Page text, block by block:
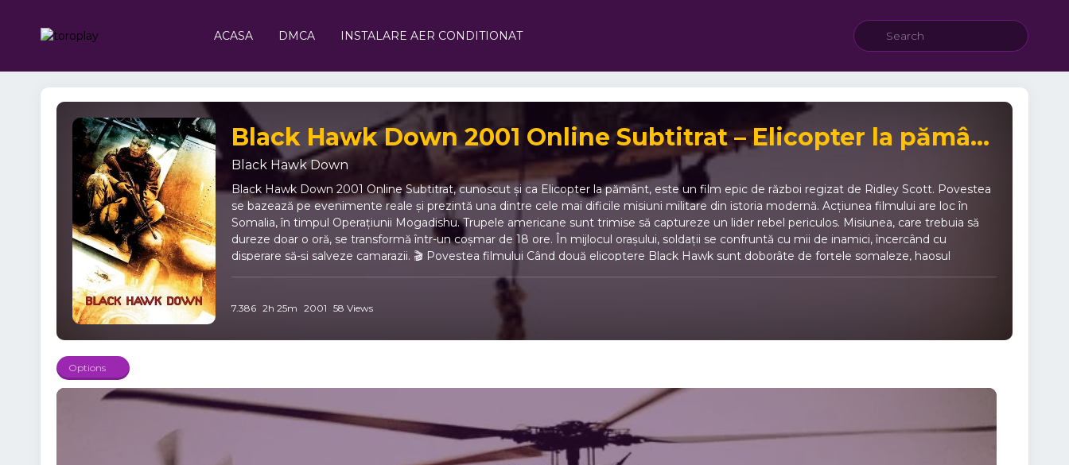
ACASA DMCA INSTALARE AER CONDITIONAT
Black Hawk Down 2001 Online Subtitrat – Elicopter la pământ
Black Hawk Down
Black Hawk Down 2001 Online Subtitrat, cunoscut și ca Elicopter la pământ, este un film epic de război regizat de Ridley Scott. Povestea
se bazează pe evenimente reale și prezintă una dintre cele mai dificile misiuni militare din istoria modernă. Acțiunea filmului are loc în
Somalia, în timpul Operațiunii Mogadishu. Trupele americane sunt trimise să captureze un lider rebel periculos. Misiunea, care trebuia să
dureze doar o oră, se transformă într-un coșmar de 18 ore. În mijlocul orașului, soldații se confruntă cu mii de inamici, încercând cu
disperare să-și salveze camarazii. 🎬 Povestea filmului Când două elicoptere Black Hawk sunt doborâte de forțele somaleze, haosul
supraviețuire devin singurele lor arme. Filmul Black Hawk Down 2001 Online Subtitrat redă fiecare moment de adrenalină, fiecare strigăt
de ajutor și fiecare luptă pentru viață. 💣 Motive să vezi Elicopter la pământ (2001) 🎯 Realism intens – fiecare scenă te face să simți
evenimentele din Operațiunea Mogadishu. 🪖 Regie impecabilă – Ridley Scott oferă o experiență cinematografică autentică. ⚔️
Elicopter la pământ arată nu doar luptele, ci și umanitatea soldaților prinși în infern. 🎥 Puncte forte ale filmului 🔊 Sunet realist, care
amplifică atmosfera de război. 🎞️ Cadre rapide și montaj impecabil. 💔 Scene emoționante despre sacrificiu și camaraderie. 🧨 Ritm alert,
fără momente moarte. 🌍 Mesajul filmului Black Hawk Down 2001 Online Subtitrat este mai mult decât un film de acțiune. Este o
poveste despre loialitate, frică și onoare.Fiecare soldat are o poveste personală. Unii luptă pentru camarazi, alții pentru a-și depăși frica.
Filmul arată cât de departe poate merge un om atunci când viața colegilor depinde de el. 🎯 Distribuția principală: Josh Hartnett – Sgt.
7.386 2h 25m 2001 58 Views
Options